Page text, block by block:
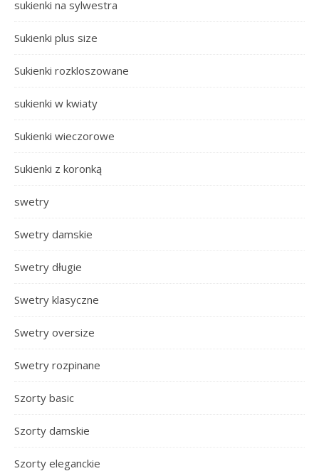
sukienki na sylwestra
Sukienki plus size
Sukienki rozkloszowane
sukienki w kwiaty
Sukienki wieczorowe
Sukienki z koronką
swetry
Swetry damskie
Swetry długie
Swetry klasyczne
Swetry oversize
Swetry rozpinane
Szorty basic
Szorty damskie
Szorty eleganckie